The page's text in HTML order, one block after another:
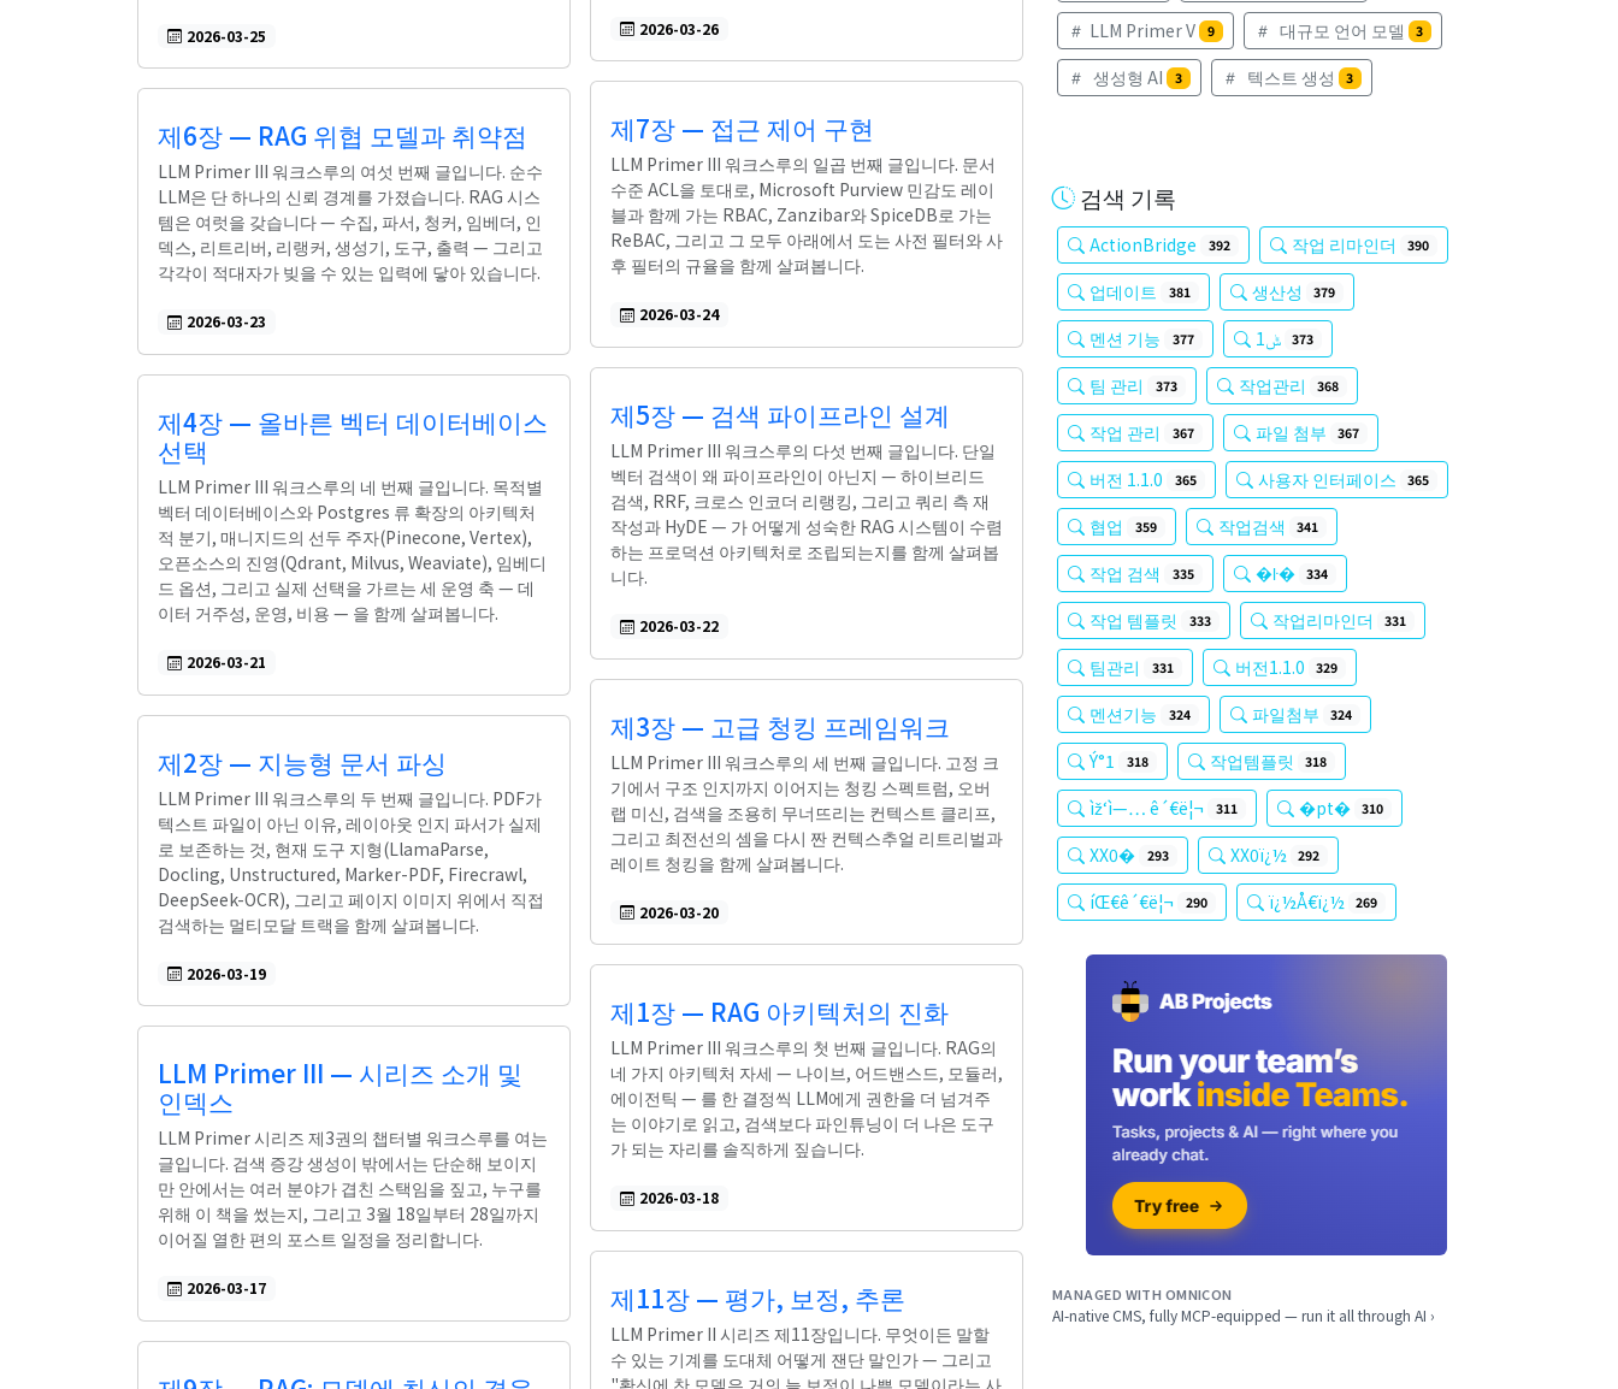
2026-03-26
2026-03-25
제7장 — 접근 제어 구현
LLM Primer III 워크스루의 일곱 번째 글입니다. 문서
수준 ACL을 토대로, Microsoft Purview 민감도 레이
블과 함께 가는 RBAC, Zanzibar와 SpiceDB로 가는
ReBAC, 그리고 그 모두 아래에서 도는 사전 필터와 사
후 필터의 규율을 함께 살펴봅니다.
2026-03-24
제6장 — RAG 위협 모델과 취약점
LLM Primer III 워크스루의 여섯 번째 글입니다. 순수
LLM은 단 하나의 신뢰 경계를 가졌습니다. RAG 시스
템은 여럿을 갖습니다 — 수집, 파서, 청커, 임베더, 인
덱스, 리트리버, 리랭커, 생성기, 도구, 출력 — 그리고
각각이 적대자가 빚을 수 있는 입력에 닿아 있습니다.
2026-03-23
제5장 — 검색 파이프라인 설계
LLM Primer III 워크스루의 다섯 번째 글입니다. 단일
벡터 검색이 왜 파이프라인이 아닌지 — 하이브리드
검색, RRF, 크로스 인코더 리랭킹, 그리고 쿼리 측 재
작성과 HyDE — 가 어떻게 성숙한 RAG 시스템이 수렴
하는 프로덕션 아키텍처로 조립되는지를 함께 살펴봅
니다.
2026-03-22
제4장 — 올바른 벡터 데이터베이스
선택
LLM Primer III 워크스루의 네 번째 글입니다. 목적별
벡터 데이터베이스와 Postgres 류 확장의 아키텍처
적 분기, 매니지드의 선두 주자(Pinecone, Vertex),
오픈소스의 진영(Qdrant, Milvus, Weaviate), 임베디
드 옵션, 그리고 실제 선택을 가르는 세 운영 축 — 데
이터 거주성, 운영, 비용 — 을 함께 살펴봅니다.
2026-03-21
제3장 — 고급 청킹 프레임워크
LLM Primer III 워크스루의 세 번째 글입니다. 고정 크
기에서 구조 인지까지 이어지는 청킹 스펙트럼, 오버
랩 미신, 검색을 조용히 무너뜨리는 컨텍스트 클리프,
그리고 최전선의 셈을 다시 짠 컨텍스추얼 리트리벌과
레이트 청킹을 함께 살펴봅니다.
2026-03-20
제2장 — 지능형 문서 파싱
LLM Primer III 워크스루의 두 번째 글입니다. PDF가
텍스트 파일이 아닌 이유, 레이아웃 인지 파서가 실제
로 보존하는 것, 현재 도구 지형(LlamaParse,
Docling, Unstructured, Marker-PDF, Firecrawl,
DeepSeek-OCR), 그리고 페이지 이미지 위에서 직접
검색하는 멀티모달 트랙을 함께 살펴봅니다.
2026-03-19
제1장 — RAG 아키텍처의 진화
LLM Primer III 워크스루의 첫 번째 글입니다. RAG의
네 가지 아키텍처 자세 — 나이브, 어드밴스드, 모듈러,
에이전틱 — 를 한 결정씩 LLM에게 권한을 더 넘겨주
는 이야기로 읽고, 검색보다 파인튜닝이 더 나은 도구
가 되는 자리를 솔직하게 짚습니다.
2026-03-18
LLM Primer III — 시리즈 소개 및
인덱스
LLM Primer 시리즈 제3권의 챕터별 워크스루를 여는
글입니다. 검색 증강 생성이 밖에서는 단순해 보이지
만 안에서는 여러 분야가 겹친 스택임을 짚고, 누구를
위해 이 책을 썼는지, 그리고 3월 18일부터 28일까지
이어질 열한 편의 포스트 일정을 정리합니다.
2026-03-17 제11장 — 평가, 보정, 추론
LLM Primer II 시리즈 제11장입니다. 무엇이든 말할
수 있는 기계를 도대체 어떻게 잰단 말인가 — 그리고
LLM Primer V 9 대규모 언어 모델 3
생성형 AI 3 텍스트 생성 3
검색 기록
ActionBridge 392 작업 리마인더 390
업데이트 381 생산성 379
멘션 기능 377 ݰ1 373
팀 관리 373 작업관리 368
작업 관리 367 파일 첨부 367
버전 1.1.0 365 사용자 인터페이스 365
협업 359 작업검색 341
작업 검색 335 �ŀ� 334
작업 템플릿 333 작업리마인더 331
팀관리 331 버전1.1.0 329
멘션기능 324 파일첨부 324
Ý°1 318 작업템플릿 318
ìž‘ì—… ê´€ë¦¬ 311 �pt� 310
XX0� 293 XX0ï¿½ 292
íŒ€ê´€ë¦¬ 290 ï¿½Å€ï¿½ 269
MANAGED WITH OMNICON
AI-native CMS, fully MCP-equipped — run it all through AI ›